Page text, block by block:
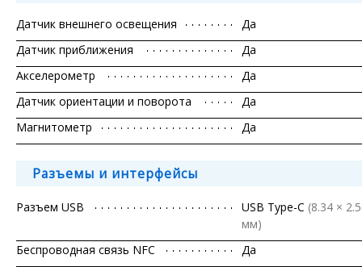
Датчик внешнего освещения
Да
Датчик приближения
Да
Акселерометр
Да
Датчик ориентации и поворота
Да
Магнитометр
Да
Разъемы и интерфейсы
Разъем USB USB Type-C (8.34 ×
мм)
Беспроводная связь NFC
Да